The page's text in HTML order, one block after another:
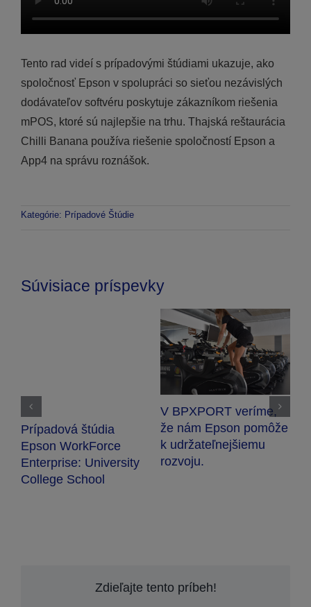
Tento rad videí s prípadovými štúdiami ukazuje, ako
spoločnosť Epson v spolupráci so sieťou nezávislých
dodávateľov softvéru poskytuje zákazníkom riešenia
mPOS, ktoré sú najlepšie na trhu. Thajská reštaurácia
Chilli Banana používa riešenie spoločností Epson a
App4 na správu roznášok.
Kategórie: Prípadové Štúdie
Súvisiace príspevky
Prípadová štúdia
Epson WorkForce
Enterprise: University
College School
V BPXPORT veríme,
že nám Epson pomôže
k udržateľnejšiemu
rozvoju.
Zdieľajte tento príbeh!